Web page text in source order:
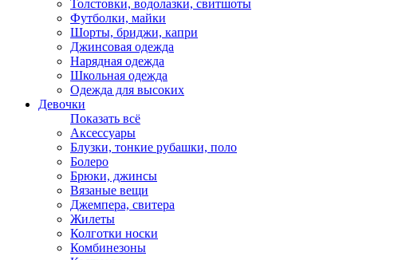
Толстовки, водолазки, свитшоты
Футболки, майки
Шорты, бриджи, капри
Джинсовая одежда
Нарядная одежда
Школьная одежда
Одежда для высоких
Девочки
Показать всё
Аксессуары
Блузки, тонкие рубашки, поло
Болеро
Брюки, джинсы
Вязаные вещи
Джемпера, свитера
Жилеты
Колготки носки
Комбинезоны